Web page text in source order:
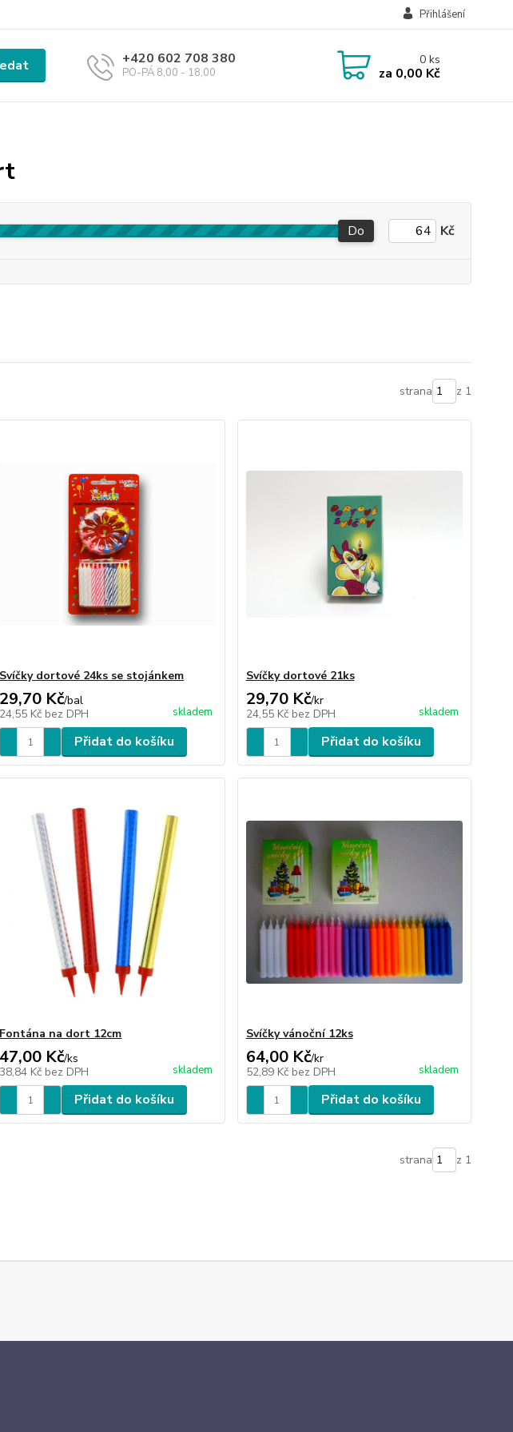
Přihlášení
+420 602 708 380
PO-PÁ 8,00 - 18,00
0ks
za 0,00 Kč
Do Kč
strana z 1
Svíčky dortové 24ks se stojánkem
29,70 Kč/bal
24,55 Kč bez DPH skladem
Přidat do košíku
Svíčky dortové 21ks
29,70 Kč/kr
24,55 Kč bez DPH skladem
Přidat do košíku
Fontána na dort 12cm
47,00 Kč/ks
38,84 Kč bez DPH skladem
Přidat do košíku
Svíčky vánoční 12ks
64,00 Kč/kr
52,89 Kč bez DPH skladem
Přidat do košíku
strana z 1